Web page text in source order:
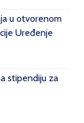
u otvorenom
Uređenje
stipendiju za